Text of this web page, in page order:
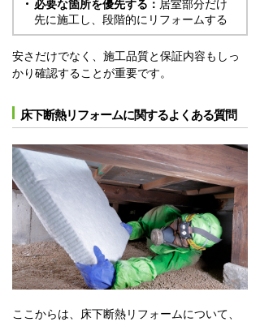
必要な箇所を優先する： 居室部分だけ
先に施工し、段階的にリフォームする
安さだけでなく、施工品質と保証内容もしっ
かり確認することが重要です。
床下断熱リフォームに関するよくある質問
ここからは、床下断熱リフォームについて、